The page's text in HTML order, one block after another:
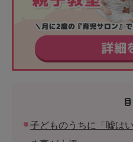
子どものうちに「嘘は